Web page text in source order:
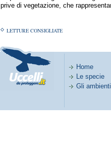
prive di vegetazione, che
LETTURE CONSIGLIATE
Home
Le specie
Gli ambienti